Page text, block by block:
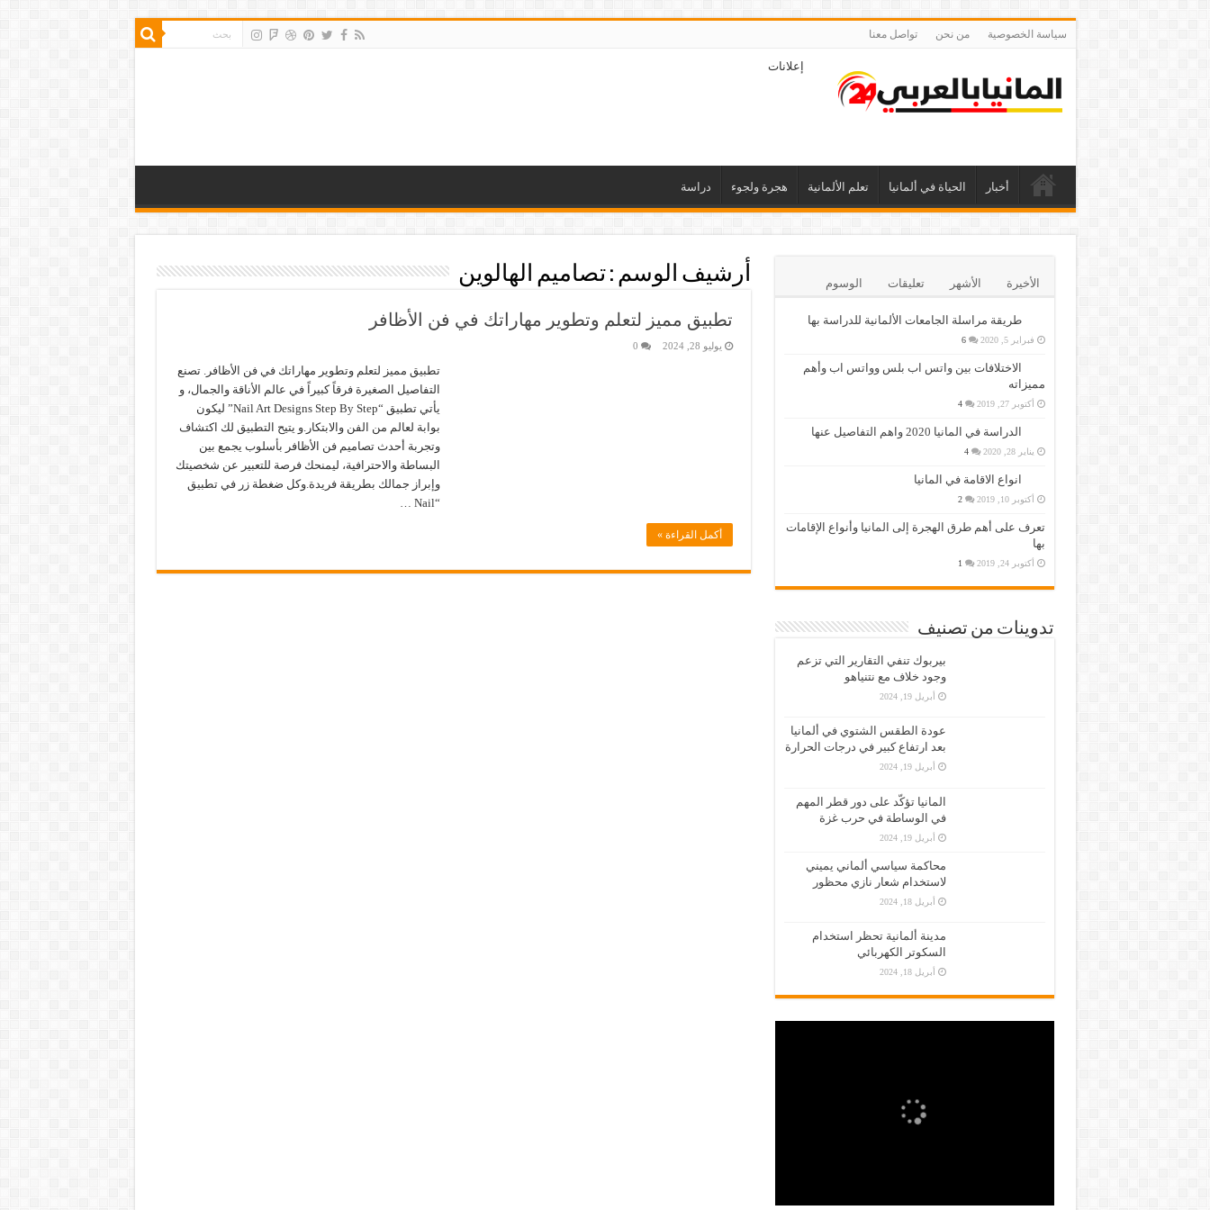
سياسة الخصوصية من نحن تواصل معنا
إعلانات
أخبار الحياة في ألمانيا تعلم الألمانية هجرة ولجوء دراسة
أرشيف الوسم :تصاميم الهالوين
تطبيق مميز لتعلم وتطوير مهاراتك في فن الأظافر
يوليو 28, 2024 0
تطبيق مميز لتعلم وتطوير مهاراتك في فن الأظافر. تصنع
التفاصيل الصغيرة فرقاً كبيراً في عالم الأناقة والجمال، و
يأتي تطبيق “Nail Art Designs Step By Step” ليكون
بوابة لعالم من الفن والابتكار.و يتيح التطبيق لك اكتشاف
وتجربة أحدث تصاميم فن الأظافر بأسلوب يجمع بين
البساطة والاحترافية، ليمنحك فرصة للتعبير عن شخصيتك
وإبراز جمالك بطريقة فريدة.وكل ضغطة زر في تطبيق
“Nail …
أكمل القراءة »
الأخيرة الأشهر تعليقات الوسوم
طريقة مراسلة الجامعات الألمانية للدراسة بها
فبراير 5, 2020 6
الاختلافات بين واتس اب بلس وواتس اب وأهم
مميزاته
أكتوبر 27, 2019 4
الدراسة في المانيا 2020 واهم التفاصيل عنها
يناير 28, 2020 4
انواع الاقامة في المانيا
أكتوبر 10, 2019 2
تعرف على أهم طرق الهجرة إلى المانيا وأنواع الإقامات
بها
أكتوبر 24, 2019 1
تدوينات من تصنيف
بيربوك تنفي التقارير التي تزعم
وجود خلاف مع نتنياهو
أبريل 19, 2024
عودة الطقس الشتوي في ألمانيا
بعد ارتفاع كبير في درجات الحرارة
أبريل 19, 2024
المانيا تؤكّد على دور قطر المهم
في الوساطة في حرب غزة
أبريل 19, 2024
محاكمة سياسي ألماني يميني
لاستخدام شعار نازي محظور
أبريل 18, 2024
مدينة ألمانية تحظر استخدام
السكوتر الكهربائي
أبريل 18, 2024